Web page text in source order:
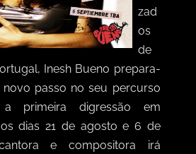
zad
os
de
Inesh Bueno prepara-
passo no seu percurso
primeira digressão em
os dias 21 de agosto e 6 de
e compositora irá